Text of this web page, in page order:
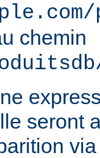
chemin
seront